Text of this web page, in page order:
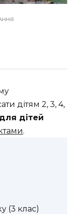
дітям 2, 3, 4,
дітей
.
(3 клас)